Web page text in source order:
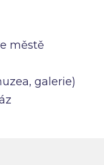
městě
galerie)